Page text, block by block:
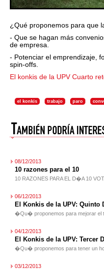
¿Qué proponemos para que
- Que se hagan más
de empresa.
- Potenciar el emprendizaje,
spin-offs.
El konkis de la UPV Cuarto
el konkis trabajo paro
08/12/2013
10 razones para el 10
10 RAZONES PARA EL D�A 10
06/12/2013
El Konkis de la UPV: Quinto
�Qu� proponemos para mejorar el
04/12/2013
El Konkis de la UPV: Tercer
�Qu� proponemos para tener un
03/12/2013